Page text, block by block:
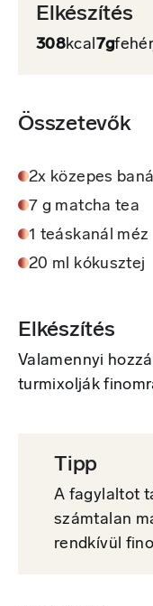
Elkészítés
308kcal7g
Összetevők
2x közepes
7 g matcha tea
1 teáskanál méz
20 ml kókusztej
Elkészítés
Valamennyi
turmixolják
Tipp
A fagylaltot
számtalan
rendkívül